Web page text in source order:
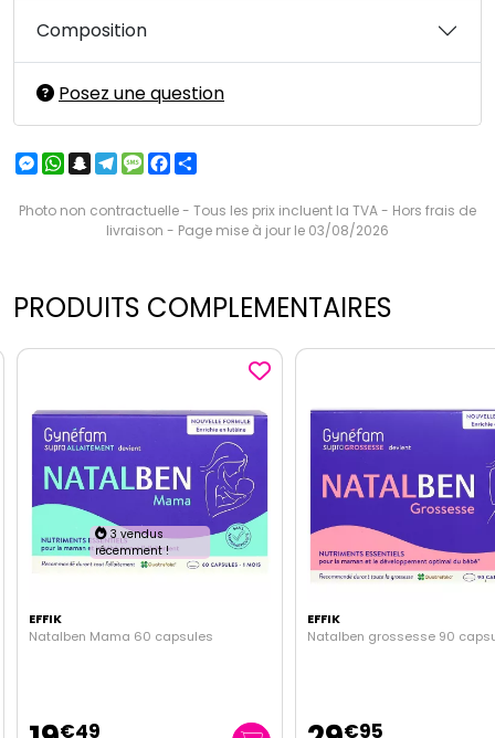
Composition
Posez une question
Messenger
WhatsApp
Snapchat
Telegram
MessageFacebook
Photo non contractuelle - Tous les prix incluent la TVA - Hors frais de
livraison - Page mise à jour le 03/08/2026
PRODUITS COMPLEMENTAIRES
3 vendus
récemment !
EFFIK
Natalben Mama 60 capsules
€49
EFFIK
Natalben grossesse 90
€95